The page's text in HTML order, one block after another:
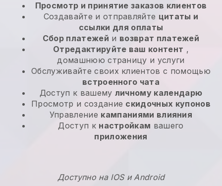
Просмотр и принятие заказов клиентов
Создавайте и отправляйте цитаты и
ссылки для оплаты
Сбор платежей и возврат платежей
Отредактируйте ваш контент ,
домашнюю страницу и услуги
Обслуживайте своих клиентов с помощью
встроенного чата
Доступ к вашему личному календарю
Просмотр и создание скидочных купонов
Управление кампаниями влияния
Доступ к настройкам вашего
приложения
Доступно на IOS и Android